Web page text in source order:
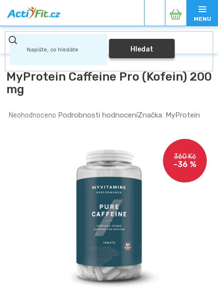
na
obsah
Hledat
Nákupní
košík
MyProtein Caffeine Pro (Kofein) 200
mg
Průměrné
Neohodnoceno Podrobnosti hodnoceníZnačka: MyProtein
360 Kč
–36 %